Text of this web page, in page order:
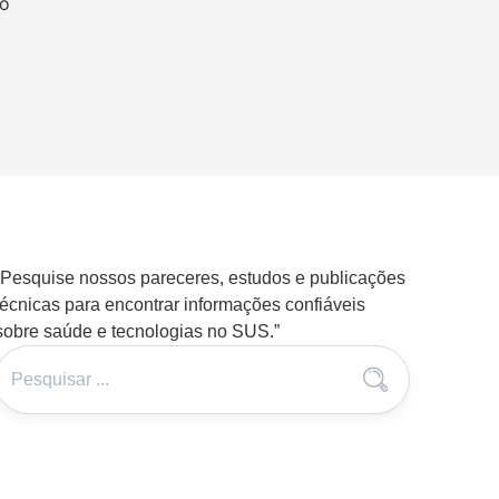
nossos pareceres, estudos e publicações
para encontrar informações confiáveis
saúde e tecnologias no SUS.”